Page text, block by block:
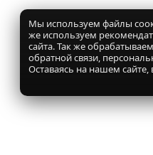
Мы используем файлы
же используем
сайта. Так же
обратной связи,
Оставаясь на нашем сайте,